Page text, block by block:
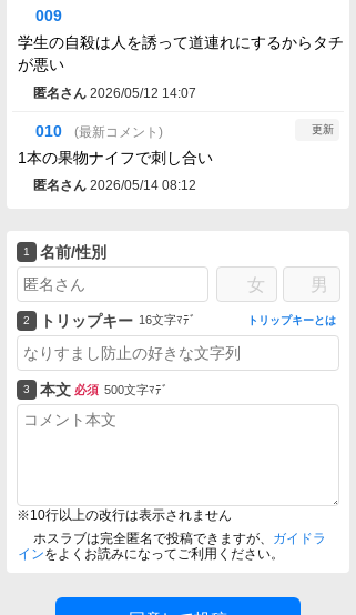
009
学生の自殺は人を誘って道連れにするからタチ
が悪い
匿名さん 2026/05/12 14:07
010
1本の果物ナイフで刺し合い
匿名さん 2026/05/14 08:12
更新
名前/性別
女 男
トリップキー 16文字ﾏﾃﾞ トリップキーとは
本文 必須 500文字ﾏﾃﾞ
※10行以上の改行は表示されません
ホスラブは完全匿名で投稿できますが、
ガイドラ
インをよくお読みになってご利用ください。